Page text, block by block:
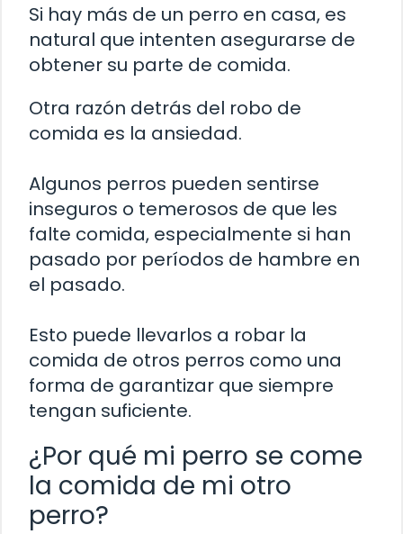
Si hay más de un perro en casa, es
natural que intenten asegurarse de
obtener su parte de comida.
Otra razón detrás del robo de
comida es la ansiedad.
Algunos perros pueden sentirse
inseguros o temerosos de que les
falte comida, especialmente si han
pasado por períodos de hambre en
el pasado.
Esto puede llevarlos a robar la
comida de otros perros como una
forma de garantizar que siempre
tengan suficiente.
¿Por qué mi perro se come
la comida de mi otro
perro?